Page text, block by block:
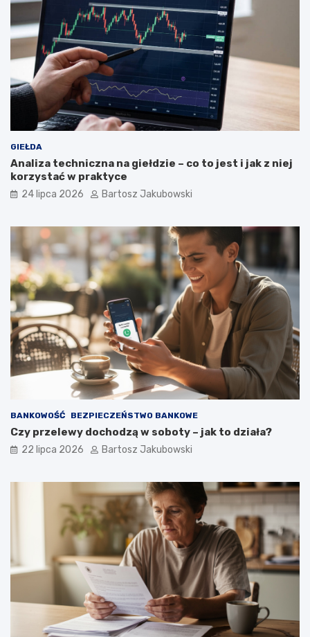
GIEŁDA
Analiza techniczna na giełdzie – co to jest i jak z niej
korzystać w praktyce
24 lipca 2026 Bartosz Jakubowski
BANKOWOŚĆ BEZPIECZEŃSTWO BANKOWE
Czy przelewy dochodzą w soboty – jak to działa?
22 lipca 2026 Bartosz Jakubowski